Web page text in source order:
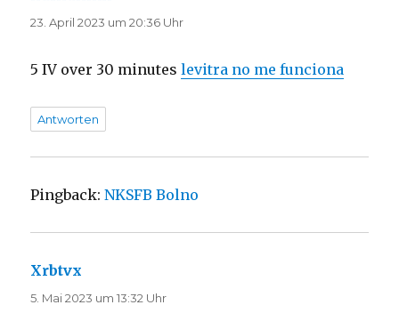
23. April 2023 um 20:36 Uhr
5 IV over 30 minuteslevitra no me funciona
Antworten
Pingback:NKSFB Bolno
Xrbtvx
5. Mai 2023 um 13:32 Uhr